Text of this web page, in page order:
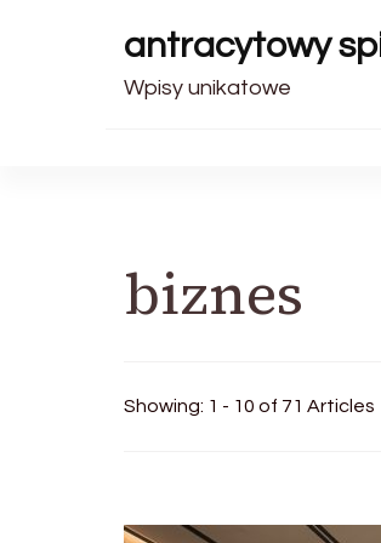
antracytowy
Wpisy unikatowe
biznes
Showing: 1 - 10 of 71 Articles